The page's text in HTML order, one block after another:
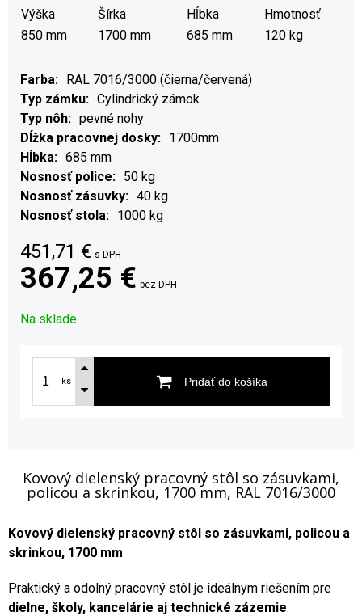
Výška Šírka Hĺbka
Hmotnosť
850 mm
1700 mm 685 mm 120 kg
Farba
RAL 7016/3000 (čierna/červená)
Typ zámku
Cylindrický zámok
Typ nôh
pevné nohy
Dĺžka pracovnej dosky
1700mm
Hĺbka
685 mm
Nosnosť police
50 kg
Nosnosť zásuvky
40 kg
Nosnosť stola
1000 kg
451,71 € s DPH
367,25 € bez DPH
Na sklade
ks Pridať do košíka
Kovový dielenský pracovný stôl so zásuvkami,
policou a skrinkou, 1700 mm, RAL 7016/3000
Kovový dielenský pracovný stôl so zásuvkami, policou a
skrinkou, 1700 mm
Praktický a odolný pracovný stôl je ideálnym riešením pre
dielne, školy, kancelárie aj technické zázemie.